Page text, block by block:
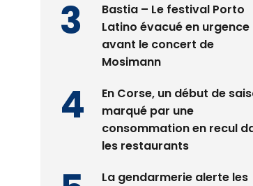
Bastia – Le festival Porto
Latino évacué en urgence
avant le concert de
Mosimann
En Corse, un début de
marqué par une
consommation en recul
les restaurants
La gendarmerie alerte les